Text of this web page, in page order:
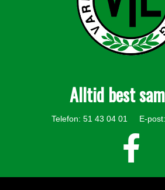
Alltid best
Telefon: 51 43 04 01 E-post: